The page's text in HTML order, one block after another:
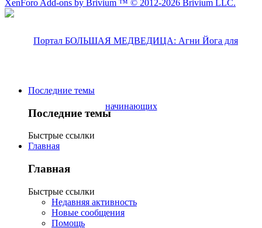
XenForo Add-ons by Brivium ™ © 2012-2026 Brivium LLC.
Последние темы
Последние темы
Быстрые ссылки
Главная
Главная
Быстрые ссылки
Недавняя активность
Новые сообщения
Помощь